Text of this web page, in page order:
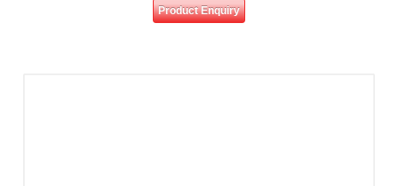
Product Enquiry